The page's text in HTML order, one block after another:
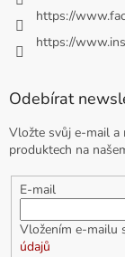
https://
https://
Odebírat
Vložte svůj e-mail a
produktech na
E-mail
Vložením e-mailu
údajů